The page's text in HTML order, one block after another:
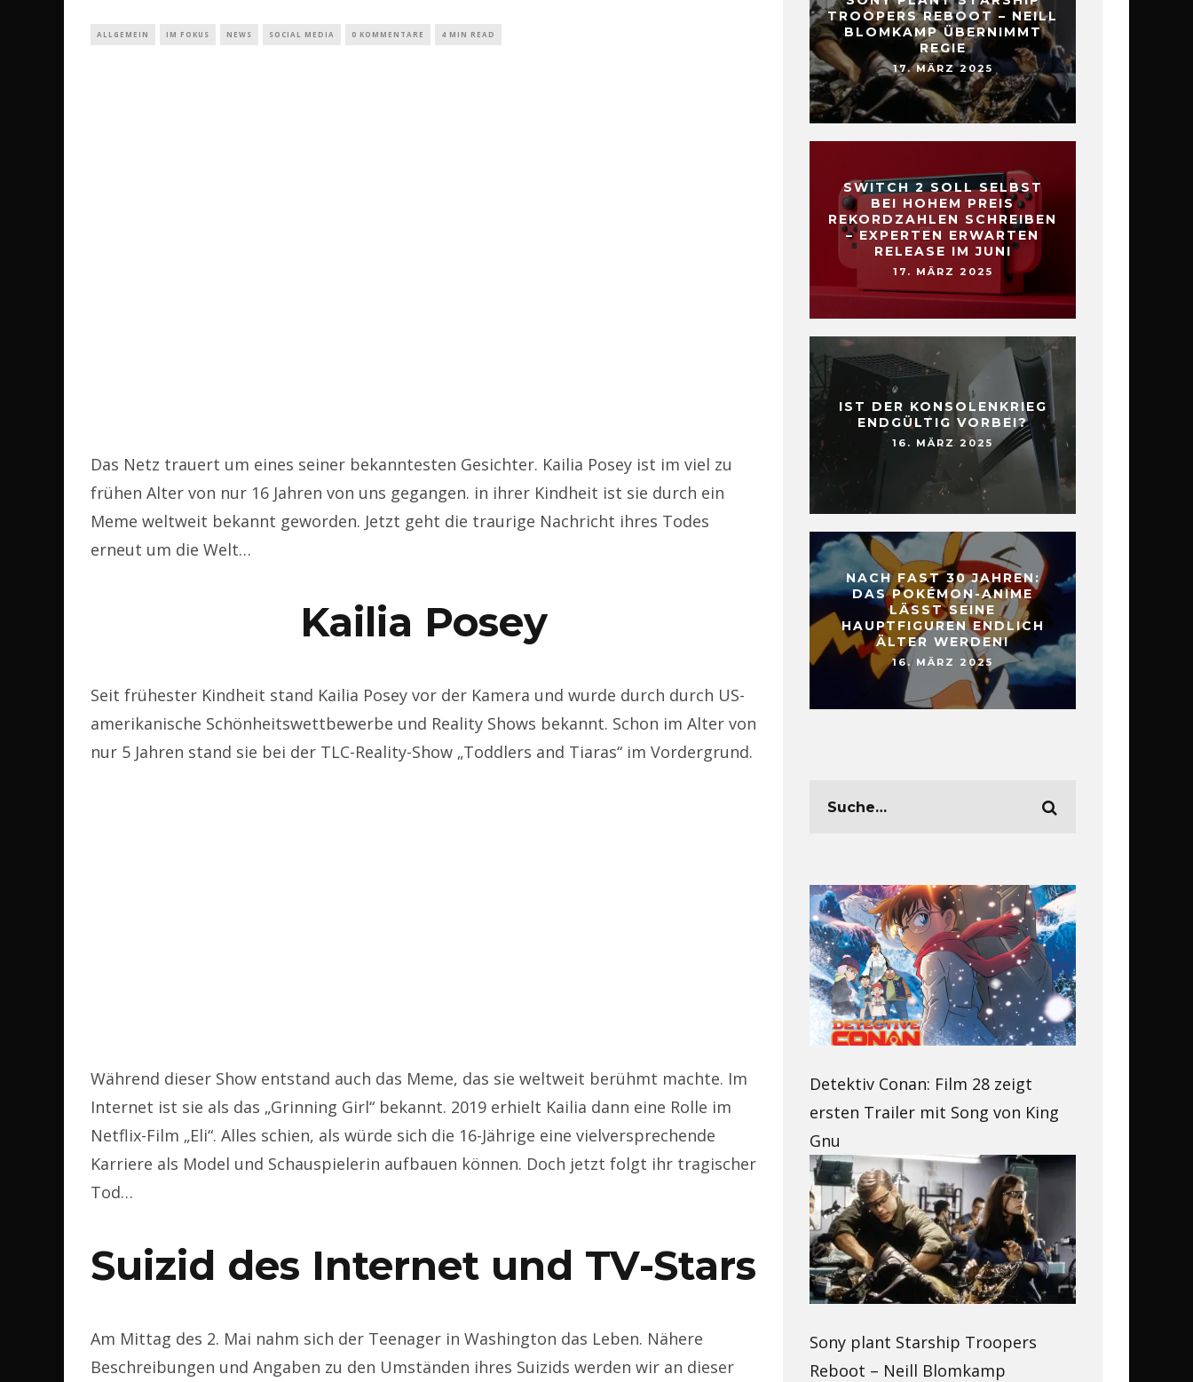
ALLGEMEIN IM FOKUS NEWS SOCIAL MEDIA 0 KOMMENTARE 4 MIN READ
Das Netz trauert um eines seiner bekanntesten Gesichter. Kailia Posey ist im viel zu
frühen Alter von nur 16 Jahren von uns gegangen. in ihrer Kindheit ist sie durch ein
Meme weltweit bekannt geworden. Jetzt geht die traurige Nachricht ihres Todes
erneut um die Welt…
Kailia Posey
Seit frühester Kindheit stand Kailia Posey vor der Kamera und wurde durch durch US-
amerikanische Schönheitswettbewerbe und Reality Shows bekannt. Schon im Alter von
nur 5 Jahren stand sie bei der TLC-Reality-Show „Toddlers and Tiaras“ im Vordergrund.
Während dieser Show entstand auch das Meme, das sie weltweit berühmt machte. Im
Internet ist sie als das „Grinning Girl“ bekannt. 2019 erhielt Kailia dann eine Rolle im
Netflix-Film „Eli“. Alles schien, als würde sich die 16-Jährige eine vielversprechende
Karriere als Model und Schauspielerin aufbauen können. Doch jetzt folgt ihr tragischer
Tod…
Suizid des Internet und TV-Stars
Am Mittag des 2. Mai nahm sich der Teenager in Washington das Leben. Nähere
Beschreibungen und Angaben zu den Umständen ihres Suizids werden wir an dieser
TROOPERS REBOOT – NEILL
BLOMKAMP ÜBERNIMMT
REGIE
17. MÄRZ 2025
SWITCH 2 SOLL SELBST
BEI HOHEM PREIS
REKORDZAHLEN SCHREIBEN
– EXPERTEN ERWARTEN
RELEASE IM JUNI
17. MÄRZ 2025
IST DER KONSOLENKRIEG
ENDGÜLTIG VORBEI?
16. MÄRZ 2025
NACH FAST 30 JAHREN:
DAS POKÉMON-ANIME
LÄSST SEINE
HAUPTFIGUREN ENDLICH
ÄLTER WERDEN!
16. MÄRZ 2025
Detektiv Conan: Film 28 zeigt
ersten Trailer mit Song von King
Gnu
Sony plant Starship Troopers
Reboot – Neill Blomkamp